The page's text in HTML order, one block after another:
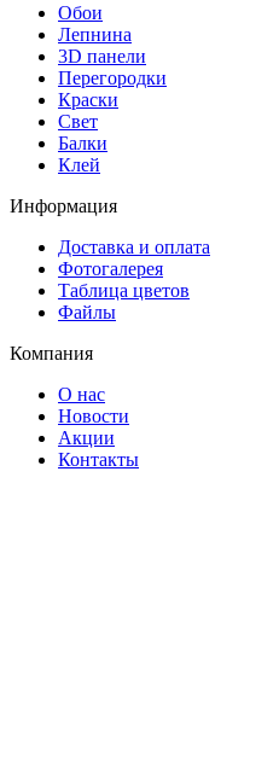
Обои
Лепнина
3D панели
Перегородки
Краски
Свет
Балки
Клей
Информация
Доставка и оплата
Фотогалерея
Таблица цветов
Файлы
Компания
О нас
Новости
Акции
Контакты